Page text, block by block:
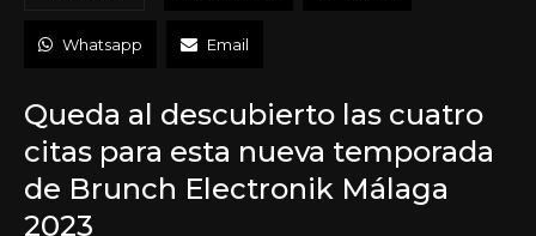
Whatsapp Email
Queda al descubierto las cuatro
citas para esta nueva temporada
de Brunch Electronik Málaga
2023